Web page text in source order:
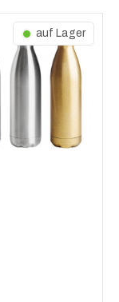
auf Lager